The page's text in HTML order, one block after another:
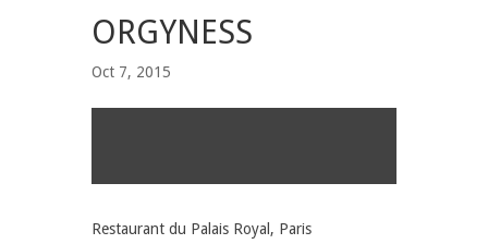
ORGYNESS
Oct 7, 2015
Restaurant du Palais Royal, Paris